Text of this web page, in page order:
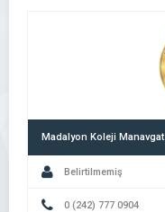
Madalyon Koleji Manavgat
Belirtilmemiş
0 (242) 777 0904